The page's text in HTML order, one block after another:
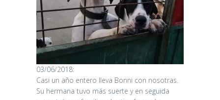
03/06/2018:
Casi un año entero lleva Bonni con nosotras.
Su hermana tuvo más suerte y en seguida